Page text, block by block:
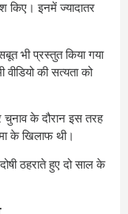
किए। इनमें ज्यादातर
भी प्रस्तुत किया गया
की सत्यता को
चुनाव के दौरान इस तरह
के खिलाफ थी।
ठहराते हुए दो साल के